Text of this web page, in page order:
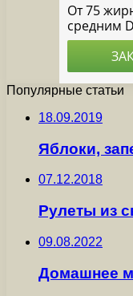
Популярные статьи
18.09.2019
Яблоки,
07.12.2018
Рулеты из
09.08.2022
Домашнее